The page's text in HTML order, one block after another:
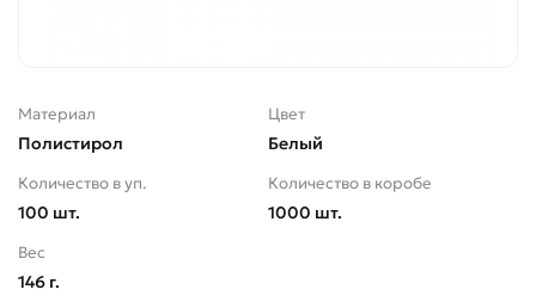
Материал
Полистирол
Цвет
Белый
Количество в уп.
100 шт.
Количество в коробе
1000 шт.
Вес
146 г.